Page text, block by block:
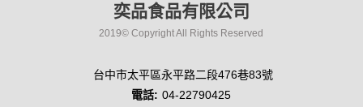
奕品食品有限公司
2019© Copyright All Rights Reserved
台中市太平區永平路二段476巷83號
電話: 04-22790425